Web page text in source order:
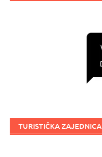
TURISTIČKA ZAJEDNICA